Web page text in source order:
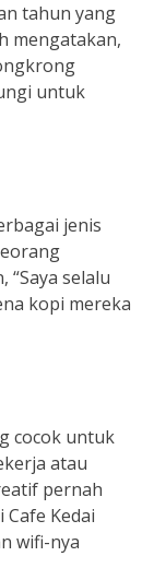
tahun yang
mengatakan,
untuk
jenis
selalu
kopi mereka
cocok untuk
atau
pernah
Kedai
wifi-nya